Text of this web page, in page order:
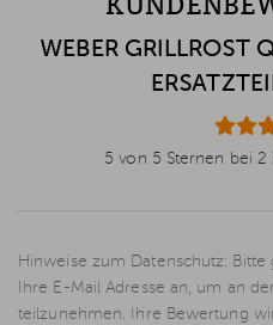
WEBER GRILLROST
5 von 5 Sternen bei
Hinweise zum Datenschutz:
Ihre E-Mail Adresse an, um an
teilzunehmen. Ihre Bewertung